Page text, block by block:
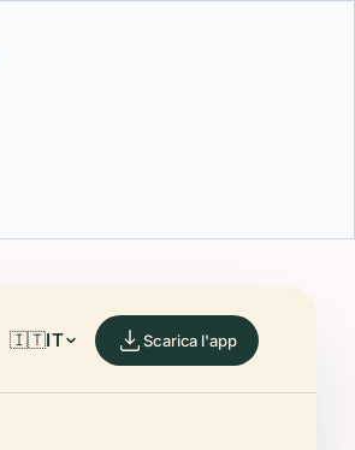
🇮🇹IT Scarica l'app